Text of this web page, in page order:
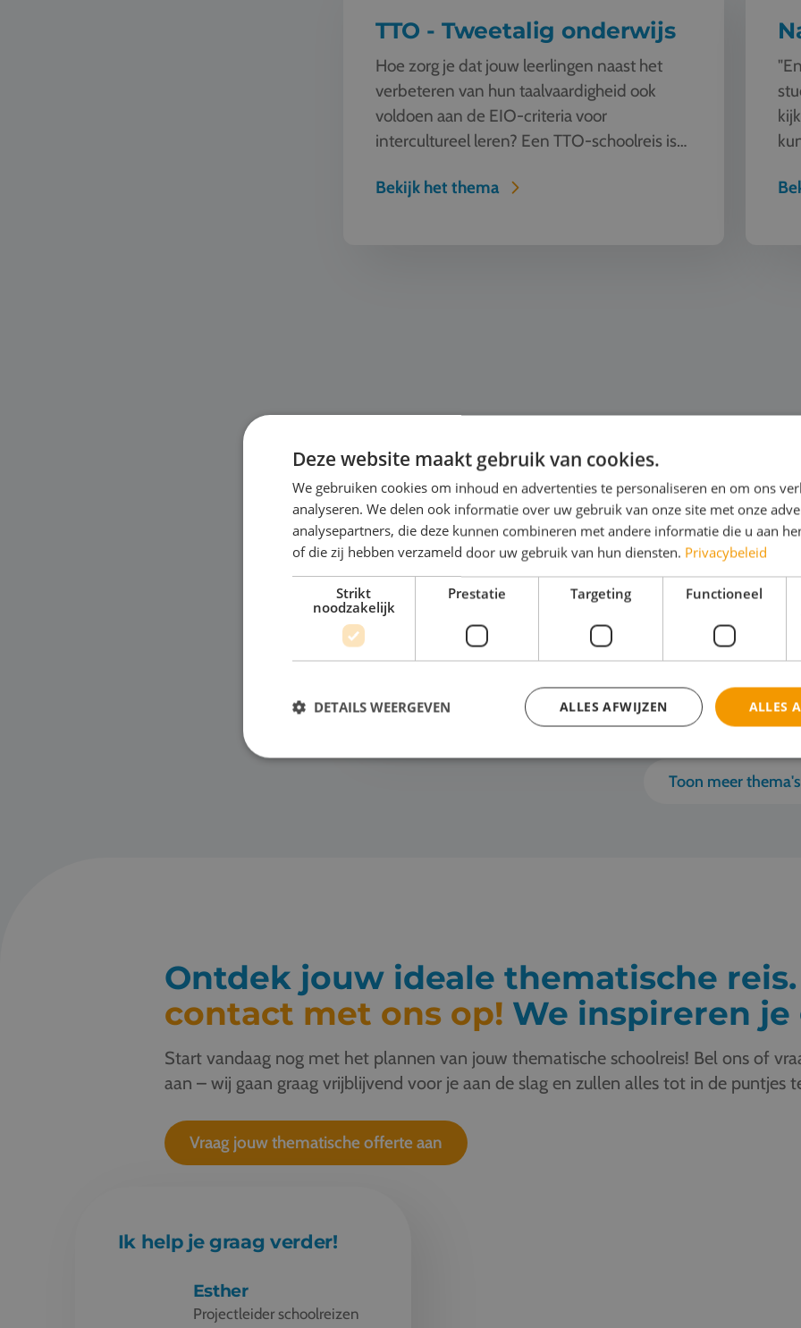
TTO - Tweetalig onderwijs
Hoe zorg je dat jouw leerlingen naast het
verbeteren van hun taalvaardigheid ook
voldoen aan de EIO-criteria voor
intercultureel leren? Een TTO-schoolreis is
Bekijk het thema
Automotive
"Hoe ziet een werkplaats er over 10 jaar uit?
Nog steeds vol bruggen en gereedschap? Of
werken monteurs straks met AI-gestuurde
diagnoses en robots?"De automotive wereld
verandert razendsnel. Tijde...
Toon meer thema's
Ontdek jouw ideale thematische reis.
contact met ons op! We inspireren je
Start vandaag nog met het plannen van jouw thematische schoolreis! Bel ons of
aan – wij gaan graag vrijblijvend voor je aan de slag en zullen alles tot in de puntjes
Vraag jouw thematische offerte aan
Ik help je graag verder!
Esther
Projectleider schoolreizen
Deze website maakt gebruik van cookies.
We gebruiken cookies om inhoud en advertenties te personaliseren en om ons
analyseren. We delen ook informatie over uw gebruik van onze site met onze
analysepartners, die deze kunnen combineren met andere informatie die u aan
of die zij hebben verzameld door uw gebruik van hun diensten. Privacybeleid
Strikt
noodzakelijk
Prestatie Targeting Functioneel
ALLES
ALLES AFWIJZEN
DETAILS WEERGEVEN